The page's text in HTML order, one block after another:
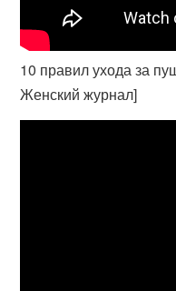
10 правил ухода за
Женский журнал]